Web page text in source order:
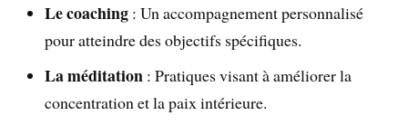
Le coaching : Un accompagnement personnalisé
pour atteindre des objectifs spécifiques.
La méditation : Pratiques visant à améliorer la
concentration et la paix intérieure.